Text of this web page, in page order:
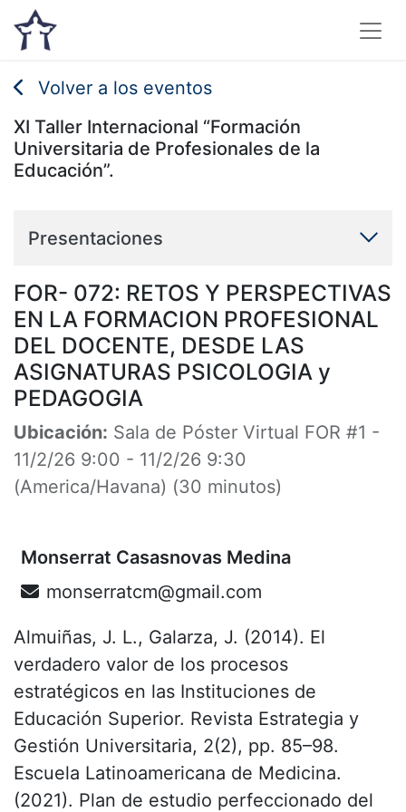
Volver a los eventos
XI Taller Internacional “Formación
Universitaria de Profesionales de la
Educación”.
Presentaciones
FOR- 072: RETOS Y PERSPECTIVAS
EN LA FORMACION PROFESIONAL
DEL DOCENTE, DESDE LAS
ASIGNATURAS PSICOLOGIA y
PEDAGOGIA
Ubicación: Sala de Póster Virtual FOR #1 -
11/2/26 9:00 - 11/2/26 9:30
(America/Havana) (30 minutos)
Monserrat Casasnovas Medina
monserratcm@gmail.com
Almuiñas, J. L., Galarza, J. (2014). El
verdadero valor de los procesos
estratégicos en las Instituciones de
Educación Superior. Revista Estrategia y
Gestión Universitaria, 2(2), pp. 85–98.
Escuela Latinoamericana de Medicina.
(2021). Plan de estudio perfeccionado del